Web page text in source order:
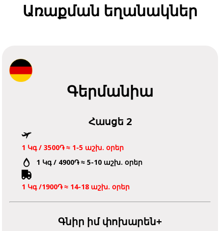
Առաքման եղանակներ
Գերմանիա
Հասցե 2
1 Կգ / 3500֏ ≈ 1-5 աշխ. օրեր
1 Կգ / 4900֏ ≈ 5-10 աշխ. օրեր
1 Կգ /1900֏ ≈ 14-18 աշխ. օրեր
Գնիր իմ փոխարեն+